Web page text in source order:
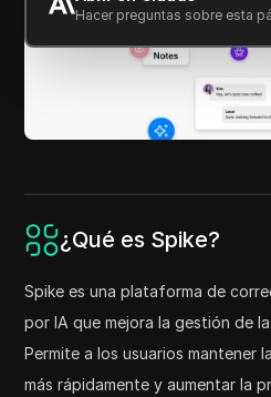
Hacer preguntas sobre esta
¿Qué es Spike?
Spike es una plataforma de
por IA que mejora la gestión de
Permite a los usuarios mantener
más rápidamente y aumentar la